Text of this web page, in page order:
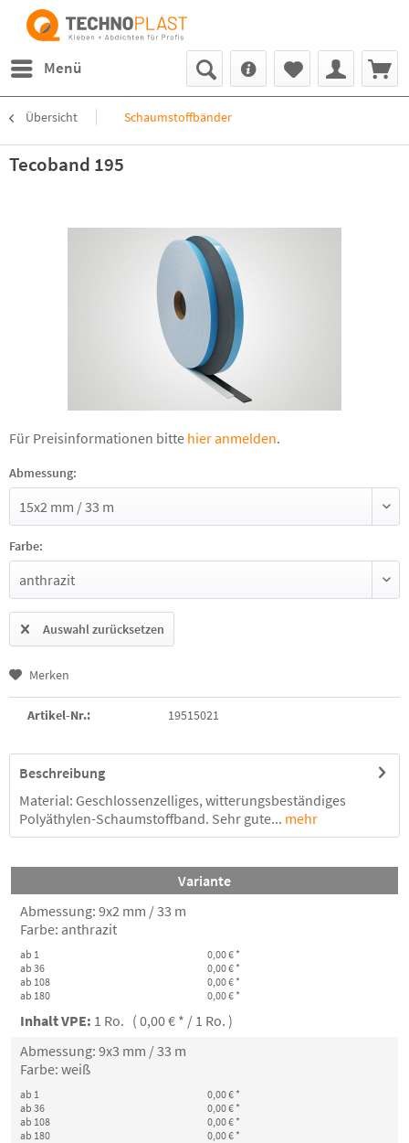
Menü
Übersicht Schaumstoffbänder
Tecoband 195
Für Preisinformationen bitte hier anmelden.
Abmessung:
Farbe:
Auswahl zurücksetzen
Merken
Artikel-Nr.: 19515021
Beschreibung
Material: Geschlossenzelliges, witterungsbeständiges
Polyäthylen-Schaumstoffband. Sehr gute... mehr
Variante
Abmessung: 9x2 mm / 33 m
Farbe: anthrazit
ab 1
0,00 € *
ab 36
0,00 € *
ab 108
0,00 € *
ab 180
0,00 € *
Inhalt VPE: 1 Ro. ( 0,00 € * / 1 Ro. )
Abmessung: 9x3 mm / 33 m
Farbe: weiß
ab 1
0,00 € *
ab 36
0,00 € *
ab 108
0,00 € *
ab 180
0,00 € *